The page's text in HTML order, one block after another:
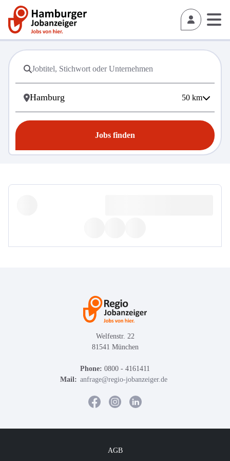
50 km
Jobs finden
Welfenstr. 22
81541 München
Phone: 0800 - 4161411
Mail: anfrage@regio-jobanzeiger.de
AGB